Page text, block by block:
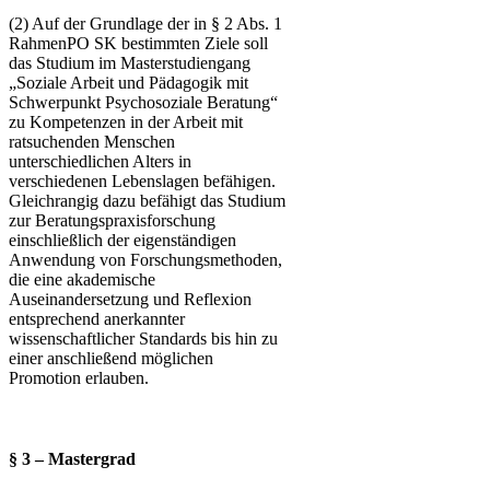
(2) Auf der Grundlage der in § 2 Abs. 1
RahmenPO SK bestimmten Ziele soll
das Studium im Masterstudiengang
„Soziale Arbeit und Pädagogik mit
Schwerpunkt Psychosoziale Beratung“
zu Kompetenzen in der Arbeit mit
ratsuchen­den Menschen
unterschiedlichen Alters in
verschiedenen Lebenslagen befähigen.
Gleichrangig dazu befähigt das Studium
zur Beratungspraxisforschung
einschließlich der eigenständigen
Anwendung von Forschungsmethoden,
die eine akademische
Auseinandersetzung und Reflexion
entsprechend anerkannter
wissenschaftlicher Standards bis hin zu
einer anschließend möglichen
Promotion erlauben.
§ 3 – Mastergrad